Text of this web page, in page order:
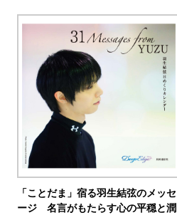
「ことだま」宿る羽生結弦のメッセ
ージ 名言がもたらす心の平穏と潤